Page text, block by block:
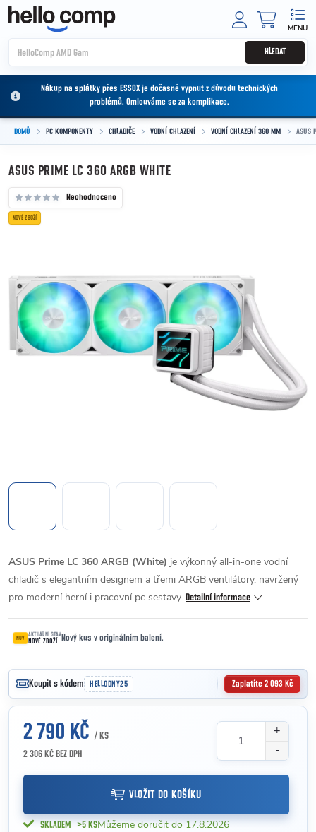
Přejít na obsah
HLEDAT
Nákup na splátky přes ESSOX je dočasně vypnut z důvodu technických
problémů. Omlouváme se za komplikace.
DOMŮ PC KOMPONENTY CHLADIČE VODNÍ CHLAZENÍ VODNÍ CHLAZENÍ 360 MM ASUS
ASUS PRIME LC 360 ARGB WHITE
Neohodnoceno
NOVÉ ZBOŽÍ
ASUS Prime LC 360 ARGB (White) je výkonný all-in-one vodní
chladič s elegantním designem a třemi ARGB ventilátory, navržený
pro moderní herní i pracovní pc sestavy. Detailní informace
NOV AKTUÁLNÍ STAV
NOVÉ ZBOŽÍ Nový kus v originálním balení.
Koupit s kódem HELLODNY25 Zaplatíte 2 093 Kč
2 790 KČ / KS
2 306 KČ BEZ DPH
VLOŽIT DO KOŠÍKU
SKLADEM >5 KS 17.8.2026